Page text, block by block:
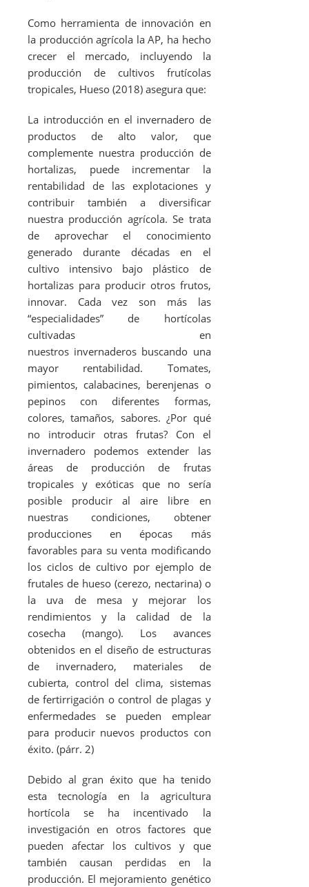
Como herramienta de innovación en
la producción agrícola la AP, ha hecho
crecer el mercado, incluyendo la
producción de cultivos frutícolas
tropicales, Hueso (2018) asegura que:
La introducción en el invernadero de
productos de alto valor, que
complemente nuestra producción de
hortalizas, puede incrementar la
rentabilidad de las explotaciones y
contribuir también a diversificar
nuestra producción agrícola. Se trata
de aprovechar el conocimiento
generado durante décadas en el
cultivo intensivo bajo plástico de
hortalizas para producir otros frutos,
innovar. Cada vez son más las
“especialidades” de hortícolas
cultivadas en
nuestros invernaderos buscando una
mayor rentabilidad. Tomates,
pimientos, calabacines, berenjenas o
pepinos con diferentes formas,
colores, tamaños, sabores. ¿Por qué
no introducir otras frutas? Con el
invernadero podemos extender las
áreas de producción de frutas
tropicales y exóticas que no sería
posible producir al aire libre en
nuestras condiciones, obtener
producciones en épocas más
favorables para su venta modificando
los ciclos de cultivo por ejemplo de
frutales de hueso (cerezo, nectarina) o
la uva de mesa y mejorar los
rendimientos y la calidad de la
cosecha (mango). Los avances
obtenidos en el diseño de estructuras
de invernadero, materiales de
cubierta, control del clima, sistemas
de fertirrigación o control de plagas y
enfermedades se pueden emplear
para producir nuevos productos con
éxito. (párr. 2)
Debido al gran éxito que ha tenido
esta tecnología en la agricultura
hortícola se ha incentivado la
investigación en otros factores que
pueden afectar los cultivos y que
también causan perdidas en la
producción. El mejoramiento genético